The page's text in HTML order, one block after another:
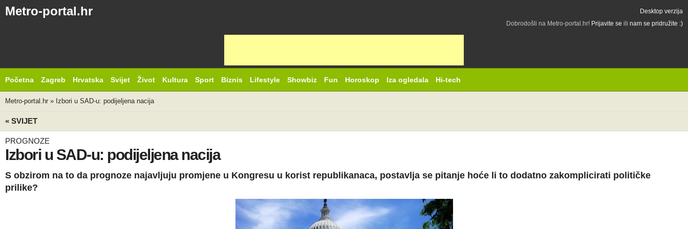
Metro-portal.hr
Desktop verzija
Dobrodošli na Metro-portal.hr! Prijavite se ili nam se pridružite :)
Početna Zagreb Hrvatska Svijet Život Kultura Sport Biznis Lifestyle Showbiz Fun Horoskop Iza ogledala Hi-tech
Metro-portal.hr » Izbori u SAD-u: podijeljena nacija
« SVIJET
PROGNOZE
Izbori u SAD-u: podijeljena nacija
S obzirom na to da prognoze najavljuju promjene u Kongresu u korist republikanaca, postavlja se pitanje hoće li to dodatno zakomplicirati političke
prilike?